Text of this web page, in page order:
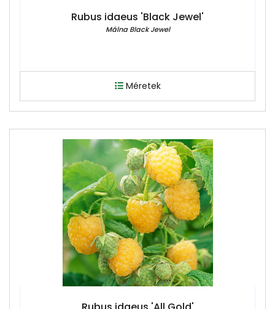
Rubus idaeus 'Black Jewel'
Málna Black Jewel
Méretek